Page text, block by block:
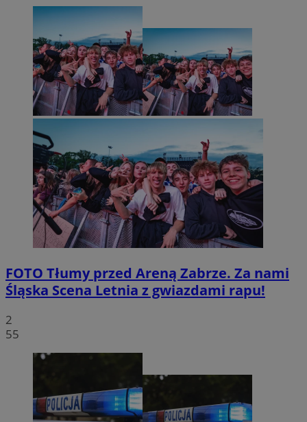
FOTO Tłumy przed Areną Zabrze. Za nami
Śląska Scena Letnia z gwiazdami rapu!
2
55